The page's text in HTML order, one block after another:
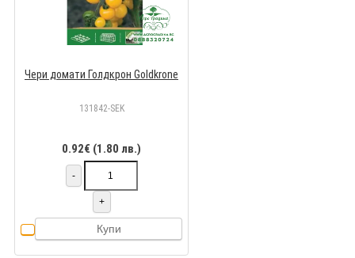
Чери домати Голдкрон Goldkrone
131842-SEK
0.92€ (1.80 лв.)
-
+
Купи